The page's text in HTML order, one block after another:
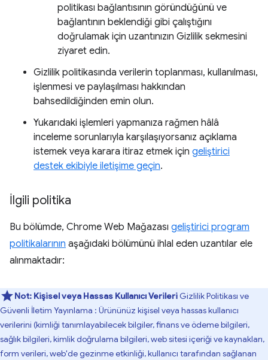
politikası bağlantısının göründüğünü ve
bağlantının beklendiği gibi çalıştığını
doğrulamak için uzantınızın Gizlilik sekmesini
ziyaret edin.
Gizlilik politikasında verilerin toplanması, kullanılması,
işlenmesi ve paylaşılması hakkından
bahsedildiğinden emin olun.
Yukarıdaki işlemleri yapmanıza rağmen hâlâ
inceleme sorunlarıyla karşılaşıyorsanız açıklama
istemek veya karara itiraz etmek için geliştirici
destek ekibiyle iletişime geçin.
İlgili politika
Bu bölümde, Chrome Web Mağazası geliştirici program
politikalarının aşağıdaki bölümünü ihlal eden uzantılar ele
alınmaktadır:
Not: Kişisel veya Hassas Kullanıcı Verileri Gizlilik Politikası ve
Güvenli İletim Yayınlama : Ürününüz kişisel veya hassas kullanıcı
verilerini (kimliği tanımlayabilecek bilgiler, finans ve ödeme bilgileri,
sağlık bilgileri, kimlik doğrulama bilgileri, web sitesi içeriği ve kaynakları,
form verileri, web'de gezinme etkinliği, kullanıcı tarafından sağlanan